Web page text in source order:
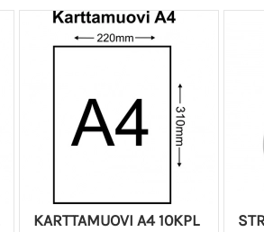
KARTTAMUOVI A4 10KPL